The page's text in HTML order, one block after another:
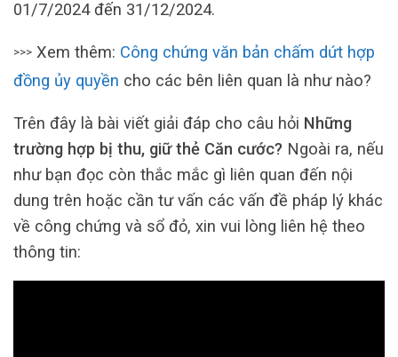
01/7/2024 đến 31/12/2024.
>>> Xem thêm: Công chứng văn bản chấm dứt hợp
đồng ủy quyền cho các bên liên quan là như nào?
Trên đây là bài viết giải đáp cho câu hỏi Những
trường hợp bị thu, giữ thẻ Căn cước? Ngoài ra, nếu
như bạn đọc còn thắc mắc gì liên quan đến nội
dung trên hoặc cần tư vấn các vấn đề pháp lý khác
về công chứng và sổ đỏ, xin vui lòng liên hệ theo
thông tin: